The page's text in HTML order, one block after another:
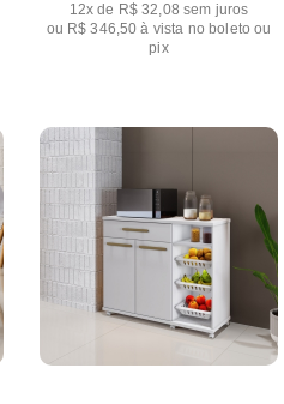
12x de R$ 32,08 sem juros
ou R$ 346,50 à vista no boleto ou
pix